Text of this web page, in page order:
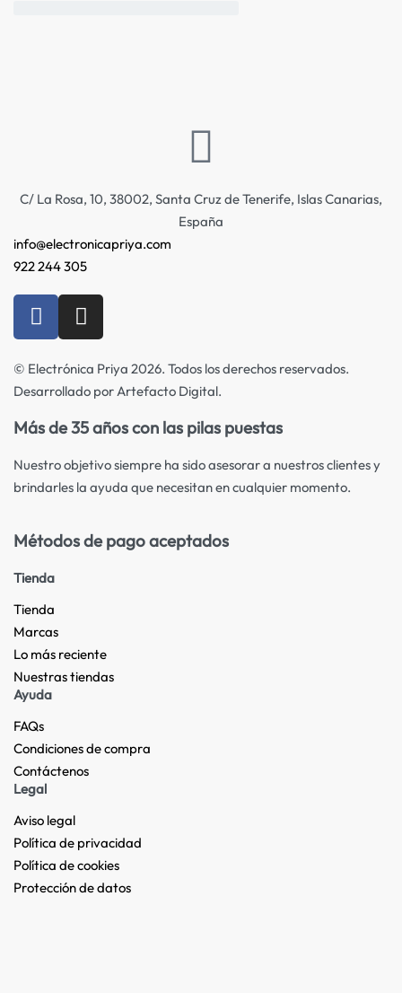
C/ La Rosa, 10, 38002, Santa Cruz de Tenerife, Islas Canarias,
España
info@electronicapriya.com
922 244 305
© Electrónica Priya 2026. Todos los derechos reservados.
Desarrollado por Artefacto Digital.
Más de 35 años con las pilas puestas
Nuestro objetivo siempre ha sido asesorar a nuestros clientes y
brindarles la ayuda que necesitan en cualquier momento.
Métodos de pago aceptados
Tienda
Tienda
Marcas
Lo más reciente​
Nuestras tiendas​
Ayuda
FAQs
Condiciones de compra
Contáctenos
Legal
Aviso legal
Política de privacidad
Política de cookies
Protección de datos